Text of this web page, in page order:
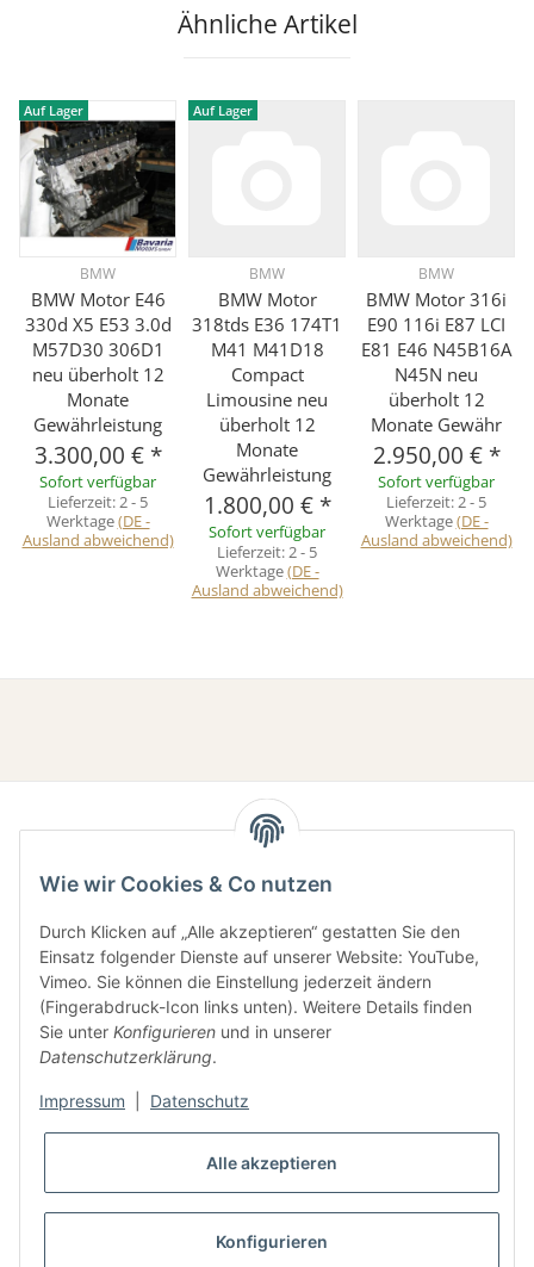
Ähnliche Artikel
Auf Lager
BMW
BMW Motor E46
330d X5 E53 3.0d
M57D30 306D1
neu überholt 12
Monate
Gewährleistung
3.300,00 € *
Sofort verfügbar
Lieferzeit:2 - 5
Werktage(DE -
Ausland abweichend)
Auf Lager
BMW
BMW Motor
318tds E36 174T1
M41 M41D18
Compact
Limousine neu
überholt 12
Monate
Gewährleistung
1.800,00 € *
Sofort verfügbar
Lieferzeit:2 - 5
Werktage(DE -
Ausland abweichend)
BMW
BMW Motor 316i
E90 116i E87 LCI
E81 E46 N45B16A
N45N neu
überholt 12
Monate Gewähr
2.950,00 € *
Sofort verfügbar
Lieferzeit:2 - 5
Werktage(DE -
Ausland abweichend)
Gesetzliche Informationen
Informationen
Wie wir Cookies & Co nutzen
Durch Klicken auf „Alle akzeptieren“ gestatten Sie den
Einsatz folgender Dienste auf unserer Website: YouTube,
Vimeo. Sie können die Einstellung jederzeit ändern
(Fingerabdruck-Icon links unten). Weitere Details finden
Sie unter Konfigurieren und in unserer
Datenschutzerklärung.
Impressum Datenschutz
Alle akzeptieren
Konfigurieren